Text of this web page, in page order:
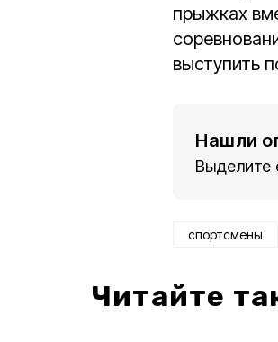
прыжках
выступить
Нашли
Выделите
спортсмены
Читайте